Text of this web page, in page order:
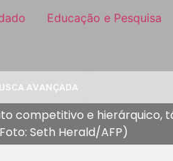
Educação e Pesquisa
AVANÇADA
competitivo e hierárquico,
Seth Herald/AFP)